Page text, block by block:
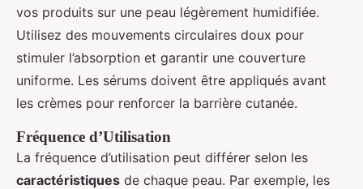
vos produits sur une peau légèrement humidifiée.
Utilisez des mouvements circulaires doux pour
stimuler l’absorption et garantir une couverture
uniforme. Les sérums doivent être appliqués avant
les crèmes pour renforcer la barrière cutanée.
Fréquence d’Utilisation
La fréquence d’utilisation peut différer selon les
caractéristiques de chaque peau. Par exemple, les